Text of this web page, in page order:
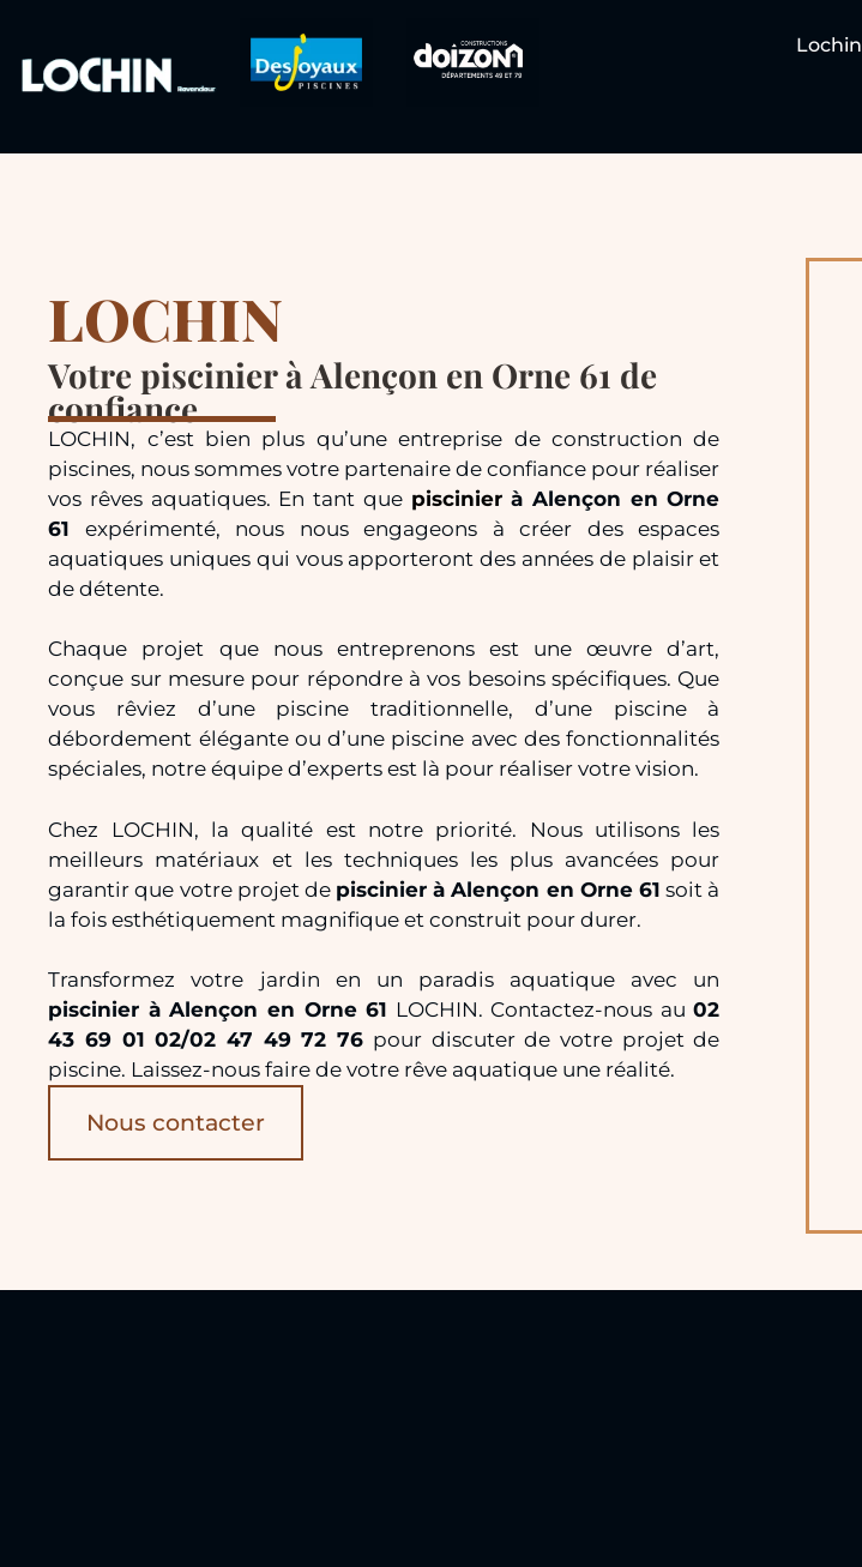
Lochin
LOCHIN
Votre piscinier à Alençon en Orne 61 de
confiance
LOCHIN, c’est bien plus qu’une entreprise de construction de
piscines, nous sommes votre partenaire de confiance pour réaliser
vos rêves aquatiques. En tant que piscinierà Alençon en Orne
61 expérimenté, nous nous engageons à créer des espaces
aquatiques uniques qui vous apporteront des années de plaisir et
de détente.
Chaque projet que nous entreprenons est une œuvre d’art,
conçue sur mesure pour répondre à vos besoins spécifiques. Que
vous rêviez d’une piscine traditionnelle, d’une piscine à
débordement élégante ou d’une piscine avec des fonctionnalités
spéciales, notre équipe d’experts est là pour réaliser votre vision.
Chez LOCHIN, la qualité est notre priorité. Nous utilisons les
meilleurs matériaux et les techniques les plus avancées pour
garantir que votre projet de piscinier à Alençon en Orne 61 soit à
la fois esthétiquement magnifique et construit pour durer.
Transformez votre jardin en un paradis aquatique avec un
piscinier à Alençon en Orne 61 LOCHIN. Contactez-nous au02
43 69 01 02/02 47 49 72 76 pour discuter de votre projet de
piscine. Laissez-nous faire de votre rêve aquatique une réalité.
Nous contacter